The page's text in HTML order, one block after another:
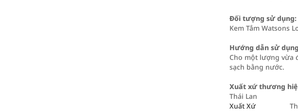
Đối tượng sử dụng:
Kem Tắm Watsons
Hướng dẫn sử
Cho một lượng vừa
sạch bằng nước.
Xuất xứ thương
Thái Lan
Xuất Xứ